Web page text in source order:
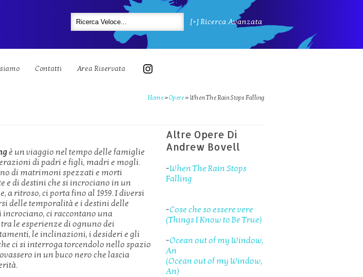
[+] Ricerca Avanzata
Contatti Area Riservata
Home »Opere » When The Rain Stops Falling
è un viaggio nel tempo delle famiglie
di padri e figli, madri e mogli.
di matrimoni spezzati e morti
e di destini che si incrociano in un
a ritroso, ci porta fino al 1959. I diversi
delle temporalità e i destini delle
ci raccontano una
le esperienze di ognuno dei
le inclinazioni, i desideri e gli
ci si interroga torcendolo nello spazio
in un buco nero che lascia
Altre Opere Di
Andrew Bovell
-When The Rain Stops
Falling
-Cose che so essere vere
(Things I Know to Be True)
-Ocean out of my Window,
An
(Ocean out of my Window,
An)